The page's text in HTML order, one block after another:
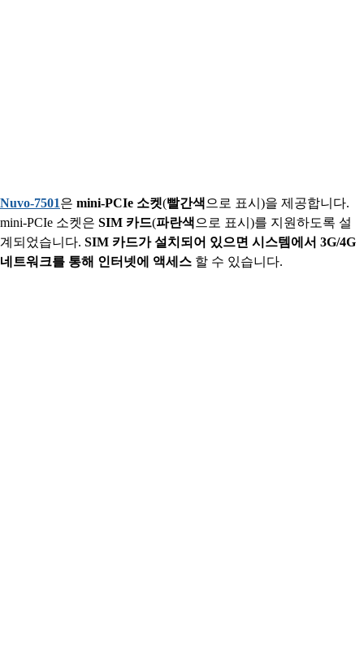
Nuvo-7501은 mini-PCIe 소켓(빨간색으로 표시)을 제공합니다.
mini-PCIe 소켓은 SIM 카드(파란색으로 표시)를 지원하도록 설
계되었습니다. SIM 카드가 설치되어 있으면 시스템에서 3G/4G
네트워크를 통해 인터넷에 액세스 할 수 있습니다.